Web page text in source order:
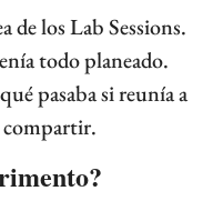
de los Lab Sessions.
todo planeado.
pasaba si reunía a
compartir.